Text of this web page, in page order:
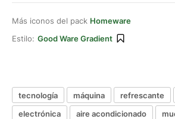
Más iconos del pack Homeware
Estilo: Good Ware Gradient
tecnología máquina refrescante
electrónica
aire acondicionado